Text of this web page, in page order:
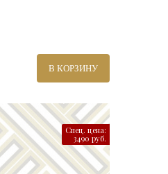
В КОРЗИНУ
Спец. цена:
3490 руб.